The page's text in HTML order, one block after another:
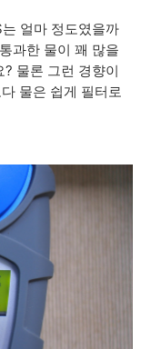
얼마 정도였을까
과한 물이 꽤 많을
물론 그런 경향이
물은 쉽게 필터로